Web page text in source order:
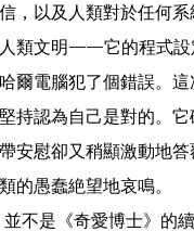
，以及人類對於任何
類文明——它的程式設
爾電腦犯了個錯誤。
持認為自己是對的。
安慰卻又稍顯激動地
的愚蠢絶望地哀鳴。
不是《奇愛博士》的